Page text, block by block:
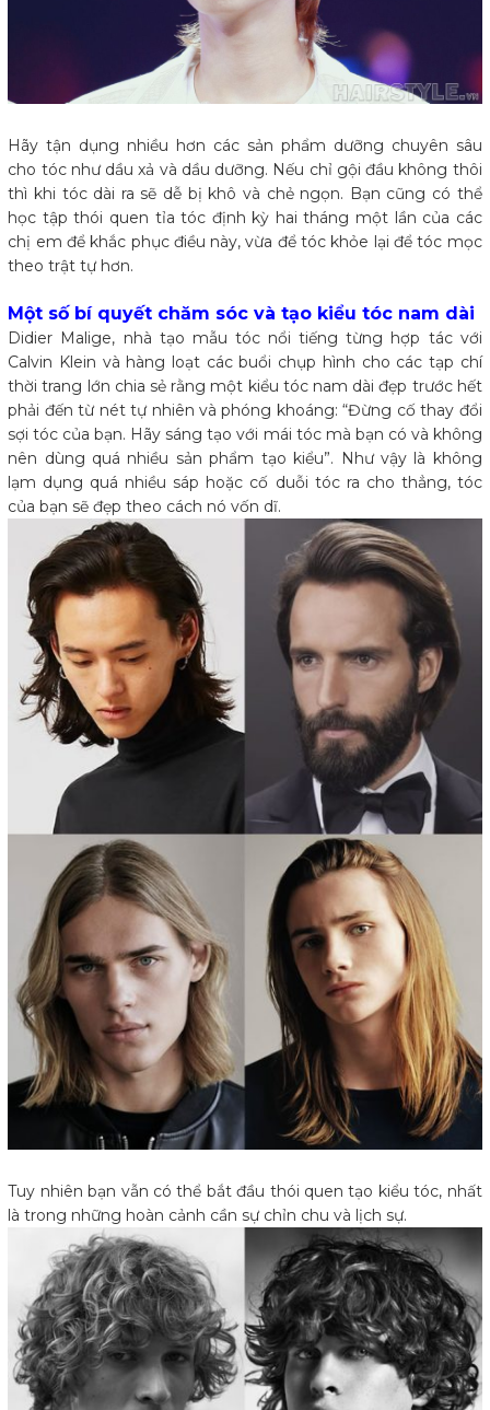
Hãy tận dụng nhiều hơn các sản phẩm dưỡng chuyên sâu
cho tóc như dầu xả và dầu dưỡng. Nếu chỉ gội đầu không thôi
thì khi tóc dài ra sẽ dễ bị khô và chẻ ngọn. Bạn cũng có thể
học tập thói quen tỉa tóc định kỳ hai tháng một lần của các
chị em để khắc phục điều này, vừa để tóc khỏe lại để tóc mọc
theo trật tự hơn.
Một số bí quyết chăm sóc và tạo kiểu tóc nam dài
Didier Malige, nhà tạo mẫu tóc nổi tiếng từng hợp tác với
Calvin Klein và hàng loạt các buổi chụp hình cho các tạp chí
thời trang lớn chia sẻ rằng một kiểu tóc nam dài đẹp trước hết
phải đến từ nét tự nhiên và phóng khoáng: “Đừng cố thay đổi
sợi tóc của bạn. Hãy sáng tạo với mái tóc mà bạn có và không
nên dùng quá nhiều sản phẩm tạo kiểu”. Như vậy là không
lạm dụng quá nhiều sáp hoặc cố duỗi tóc ra cho thẳng, tóc
của bạn sẽ đẹp theo cách nó vốn dĩ.
Tuy nhiên bạn vẫn có thể bắt đầu thói quen tạo kiểu tóc, nhất
là trong những hoàn cảnh cần sự chỉn chu và lịch sự.